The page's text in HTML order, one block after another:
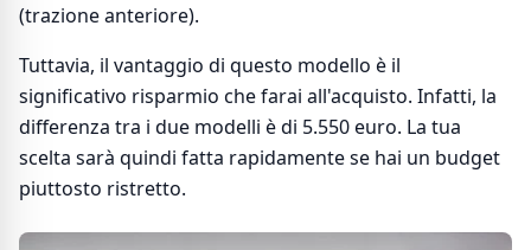
(trazione anteriore).
Tuttavia, il vantaggio di questo modello è il
significativo risparmio che farai all'acquisto. Infatti, la
differenza tra i due modelli è di 5.550 euro. La tua
scelta sarà quindi fatta rapidamente se hai un budget
piuttosto ristretto.